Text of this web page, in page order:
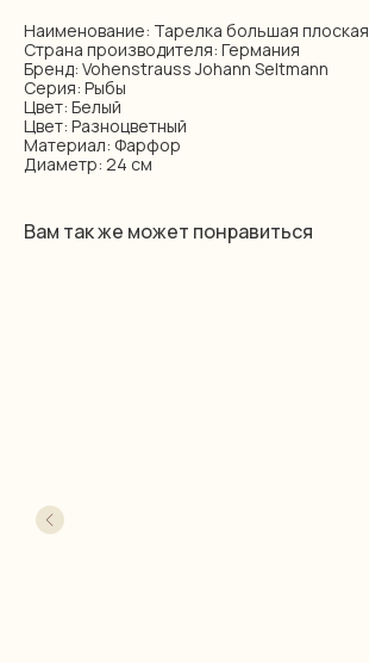
Наименование: Тарелка большая плоская
Страна производителя: Германия
Бренд: Vohenstrauss Johann Seltmann
Серия: Рыбы
Цвет: Белый
Цвет: Разноцветный
Материал: Фарфор
Диаметр: 24 см
Вам так же может понравиться